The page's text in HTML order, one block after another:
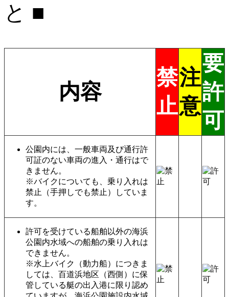
と ■
内容
禁
止
注
意
要
許
可
公園内には、一般車両及び通行許
可証のない車両の進入・通行はで
きません。
※バイクについても、乗り入れは
禁止（手押しでも禁止）していま
す。
許可を受けている船舶以外の海浜
公園内水域への船舶の乗り入れは
できません。
※水上バイク（動力船）につきま
しては、百道浜地区（西側）に保
管している艇の出入港に限り認め